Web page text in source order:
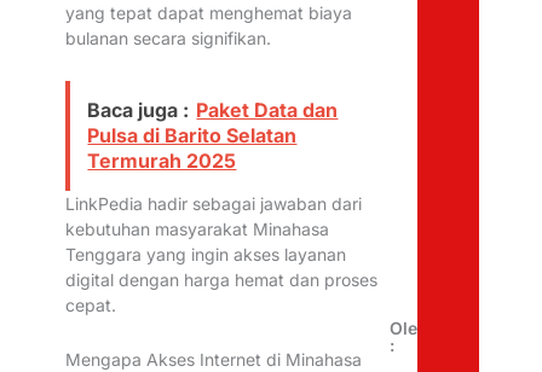
yang tepat dapat menghemat biaya
bulanan secara signifikan.
Baca juga : Paket Data dan
Pulsa di Barito Selatan
Termurah 2025
LinkPedia hadir sebagai jawaban dari
kebutuhan masyarakat Minahasa
Tenggara yang ingin akses layanan
digital dengan harga hemat dan proses
cepat.
Mengapa Akses Internet di Minahasa
Oleh
: